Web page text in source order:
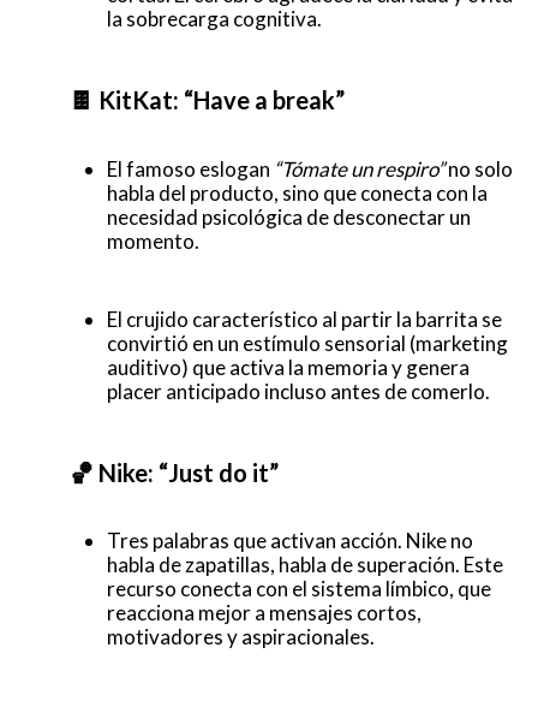
la sobrecarga cognitiva.
🍫 KitKat: “Have a break”
El famoso eslogan “Tómate un respiro”no solo
habla del producto, sino que conecta con la
necesidad psicológica de desconectar un
momento.
El crujido característico al partir la barrita se
convirtió en un estímulo sensorial (marketing
auditivo) que activa la memoria y genera
placer anticipado incluso antes de comerlo.
🏀 Nike: “Just do it”
Tres palabras que activan acción. Nike no
habla de zapatillas, habla de superación. Este
recurso conecta con el sistema límbico, que
reacciona mejor a mensajes cortos,
motivadores y aspiracionales.